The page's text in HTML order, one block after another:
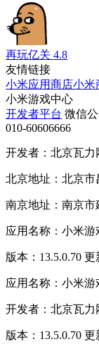
再玩亿关 4.8
友情链接
小米应用商店小米
小米游戏中心
开发者平台 微信
010-60606666
开发者：北京瓦力
北京地址：北京市
南京地址：南京市
应用名称：小米游
版本：13.5.0.70
应用名称：小米游
开发者：北京瓦力
版本：13.5.0.70